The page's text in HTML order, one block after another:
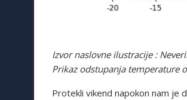
Izvor naslovne ilustracije :
Prikaz odstupanja temperature
Protekli vikend napokon nam je